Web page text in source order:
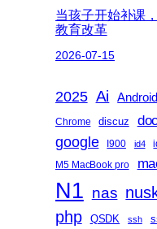
当孩子开始补课
教育改革
2026-07-15
2025 Ai
Chrome discuz
google I900 id4
M5 MacBook pro
N1 nas
php QSDK ssh